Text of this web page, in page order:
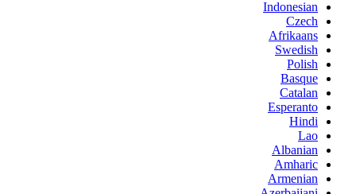
Indonesian
Czech
Afrikaans
Swedish
Polish
Basque
Catalan
Esperanto
Hindi
Lao
Albanian
Amharic
Armenian